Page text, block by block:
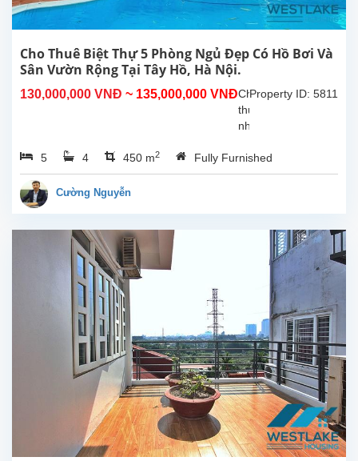
1
phòng
khách
bếp
rộng,...
Cho Thuê Biệt Thự 5 Phòng Ngủ Đẹp Có Hồ Bơi Và
Sân Vườn Rộng Tại Tây Hồ, Hà Nội.
130,000,000 VNĐ ~ 135,000,000 VNĐ Property ID: 5811
Cho
thuê
nhà
phòng
ngủ
và
sân
vườn
rộng
tại
Tây
Hồ,
Hà
5 4 450 m2 Fully Furnished
Cường Nguyễn